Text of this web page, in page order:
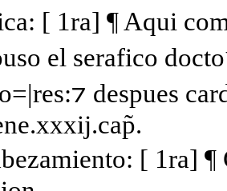
[ 1ra] ¶ Aqui
el serafico
despues
[ 1ra]